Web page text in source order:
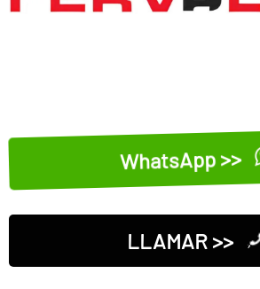
WhatsApp >>
LLAMAR >>